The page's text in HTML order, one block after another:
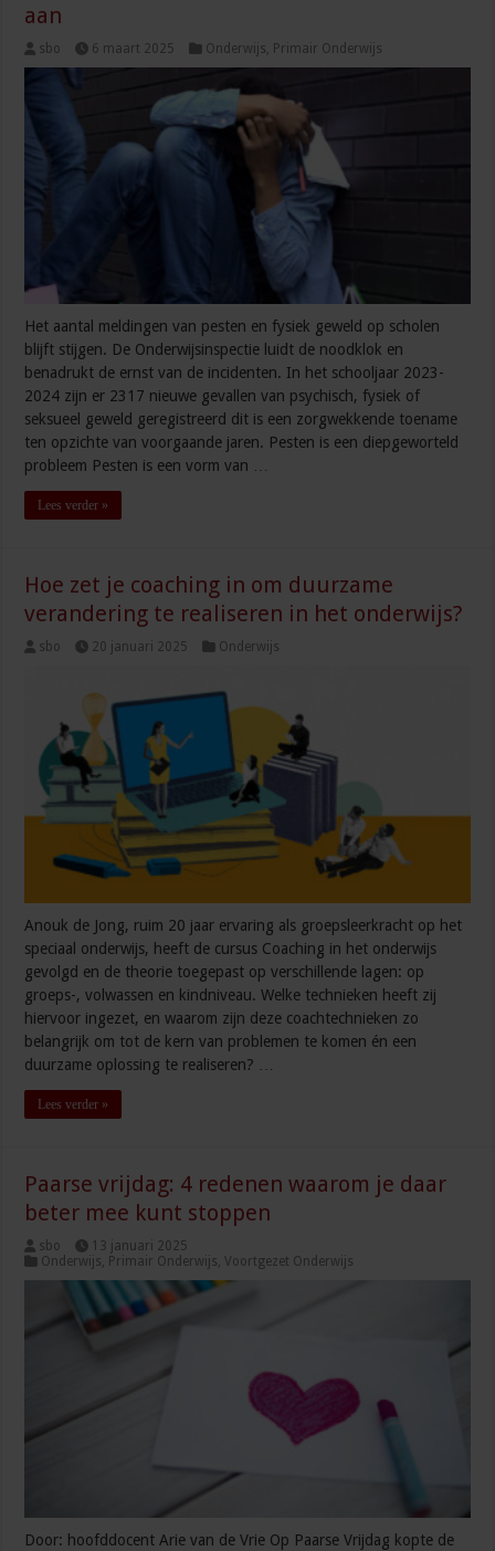
aan
sbo 6 maart 2025 Onderwijs Primair Onderwijs
Het aantal meldingen van pesten en fysiek geweld op scholen
blijft stijgen. De Onderwijsinspectie luidt de noodklok en
benadrukt de ernst van de incidenten. In het schooljaar 2023-
2024 zijn er 2317 nieuwe gevallen van psychisch, fysiek of
seksueel geweld geregistreerd dit is een zorgwekkende toename
ten opzichte van voorgaande jaren. Pesten is een diepgeworteld
probleem Pesten is een vorm van …
Lees verder »
Hoe zet je coaching in om duurzame
verandering te realiseren in het onderwijs?
sbo 20 januari 2025 Onderwijs
Anouk de Jong, ruim 20 jaar ervaring als groepsleerkracht op het
speciaal onderwijs, heeft de cursus Coaching in het onderwijs
gevolgd en de theorie toegepast op verschillende lagen: op
groeps-, volwassen en kindniveau. Welke technieken heeft zij
hiervoor ingezet, en waarom zijn deze coachtechnieken zo
belangrijk om tot de kern van problemen te komen én een
duurzame oplossing te realiseren? …
Lees verder »
Paarse vrijdag: 4 redenen waarom je daar
beter mee kunt stoppen
sbo
13 januari 2025
Onderwijs, Primair Onderwijs,Voortgezet Onderwijs
Door: hoofddocent Arie van de Vrie Op Paarse Vrijdag kopte de